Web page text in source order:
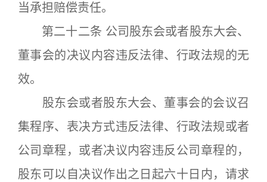
当承担赔偿责任。
第二十二条 公司股东会或者股东大会、
董事会的决议内容违反法律、行政法规的无
效。
股东会或者股东大会、董事会的会议召
集程序、表决方式违反法律、行政法规或者
公司章程，或者决议内容违反公司章程的，
股东可以自决议作出之日起六十日内，请求